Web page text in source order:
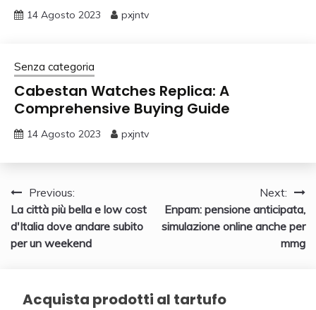
14 Agosto 2023 pxjntv
Senza categoria
Cabestan Watches Replica: A
Comprehensive Buying Guide
14 Agosto 2023 pxjntv
Navigazione
articoli
Previous:
La città più bella e low cost
d'Italia dove andare subito
per un weekend
Next:
Enpam: pensione anticipata,
simulazione online anche per
mmg
Acquista prodotti al tartufo